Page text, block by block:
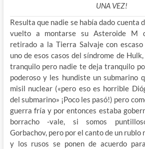
UNA VEZ!
Resulta que nadie se había dado cuenta
vuelto a montarse su Asteroide M
retirado a la Tierra Salvaje con
uno de esos casos del síndrome de
tranquilo pero nadie te deja tranquilo
poderoso y les hundiste un submarino
misil nuclear («pero eso es horrible
del submarino» ¡Poco les pasó!) pero
guerra fría y por entonces estaba
borracho -vale, si somos
Gorbachov, pero por el canto de un rublo
y los rusos se ponen de acuerdo